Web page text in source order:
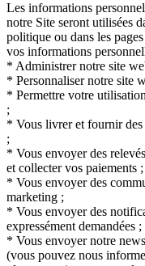
Les informations
notre Site seront utilisées
politique ou dans les
vos informations
* Administrer notre site
* Personnaliser notre site
* Permettre votre
;
* Vous livrer et fournir des
;
* Vous envoyer des
et collecter vos paiements ;
* Vous envoyer des
marketing ;
* Vous envoyer des
expressément demandées ;
* Vous envoyer notre
(vous pouvez nous